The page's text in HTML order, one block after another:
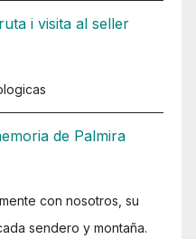
i visita al seller
de Palmira
con nosotros, su
sendero y montaña.